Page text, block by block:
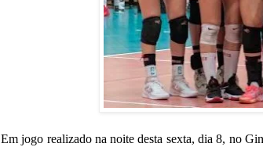
Em jogo realizado na noite desta sexta, dia 8, no